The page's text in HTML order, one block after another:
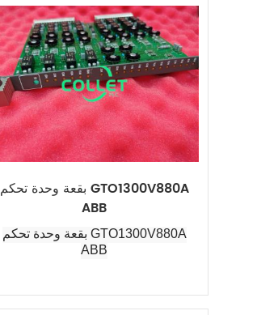
بقعة وحدة تحكم GTO1300V880A
ABB
بقعة وحدة تحكم GTO1300V880A
ABB